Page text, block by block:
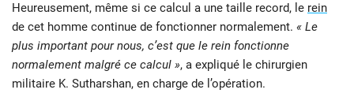
Heureusement, même si ce calcul a une taille record, le rein
de cet homme continue de fonctionner normalement. « Le
plus important pour nous, c’est que le rein fonctionne
normalement malgré ce calcul », a expliqué le chirurgien
militaire K. Sutharshan, en charge de l’opération.